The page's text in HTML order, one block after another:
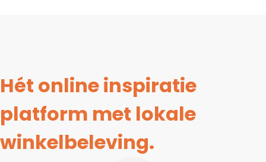
Hét online inspiratie
platform met lokale
winkelbeleving.